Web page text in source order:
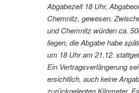
Abgabezeit 18 Uhr,
Chemnitz, gewesen.
und Chemnitz würden ca.
liegen, die Abgabe habe
um 18 Uhr am 21.12.
Ein Vertragsverlängerung
ersichtlich, auch keine
zurückgelegten Kilometer.